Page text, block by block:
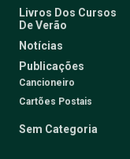
Livros Dos Cursos
De Verão
Notícias
Publicações
Cancioneiro
Cartões Postais
Sem Categoria